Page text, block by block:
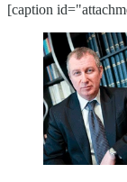
[caption